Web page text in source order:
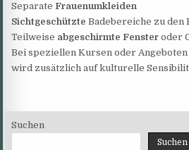
SeparateFrauenumkleiden
Sichtgeschützte Badebereiche zu den
Teilweise abgeschirmte Fenster oder
Bei speziellen Kursen oder
wird zusätzlich auf kulturelle
Suchen
Suchen